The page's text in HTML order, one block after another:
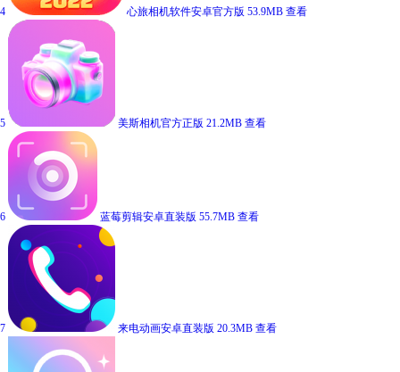
4 心旅相机软件安卓官方版 53.9MB 查看
5 美斯相机官方正版 21.2MB 查看
6 蓝莓剪辑安卓直装版 55.7MB 查看
7 来电动画安卓直装版 20.3MB 查看